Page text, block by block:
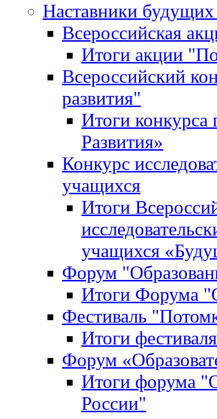
Наставники
Всероссийская
Итоги акции
Всероссийский
развития"
Итоги конкурса
Развития»
Конкурс
учащихся
Итоги
учащихся
Форум
Итоги Форума
Фестиваль
Итоги
Форум
Итоги форума
России"